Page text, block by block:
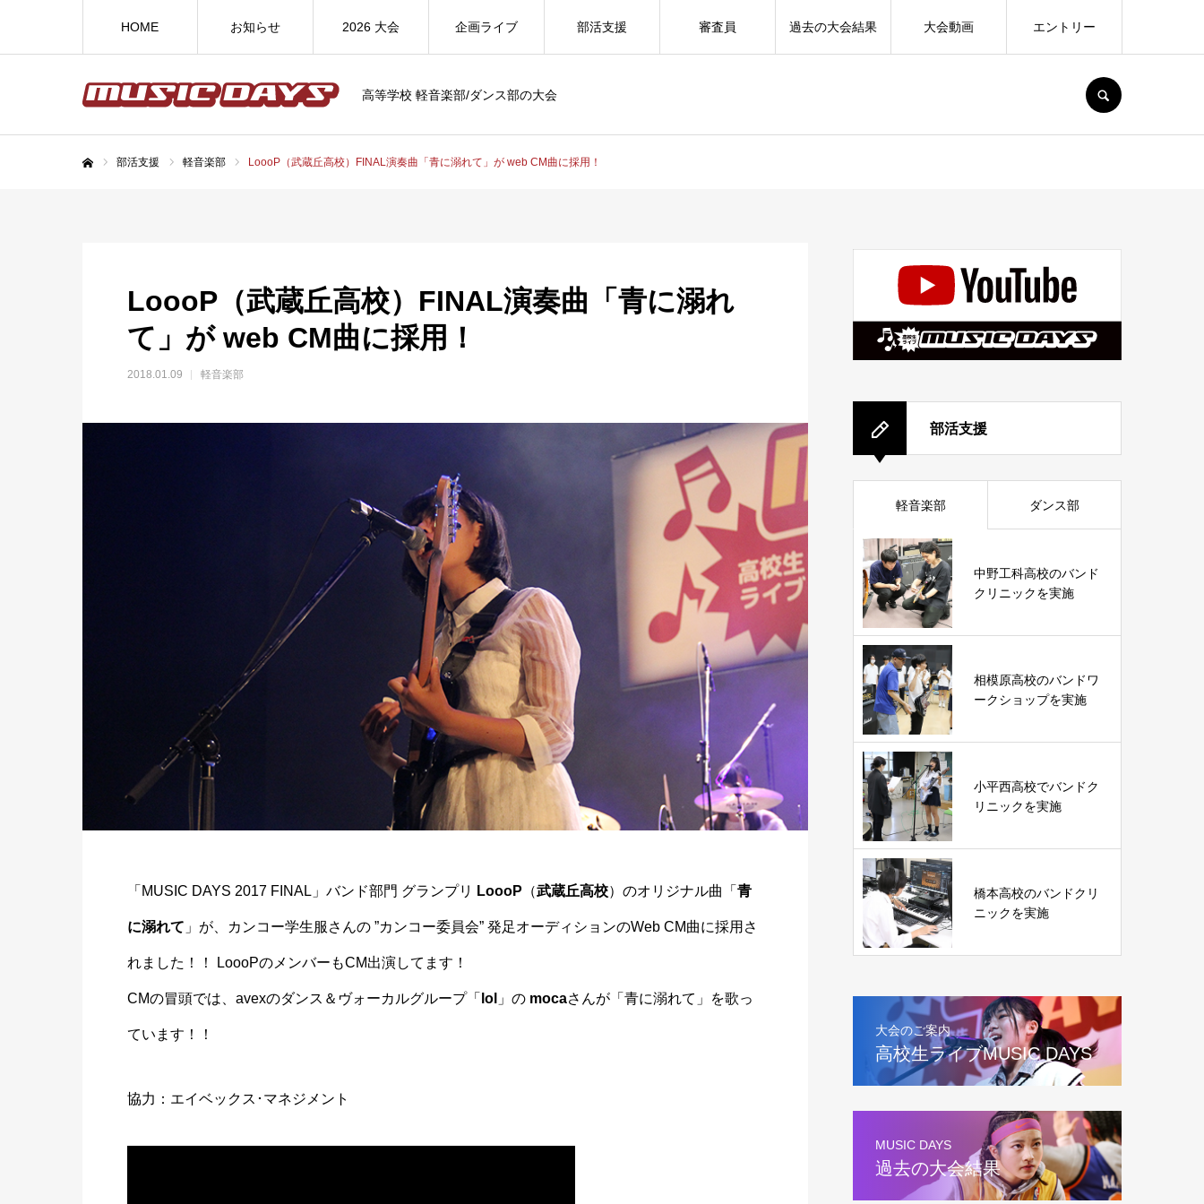
高等学校 軽音楽部/ダンス部の大会
HOME お知らせ 2026 大会 企画ライブ 部活支援 審査員 過去の大会結果 大会動画 エントリー
部活支援 軽音楽部 LoooP（武蔵丘高校）FINAL演奏曲「青に溺れて」が web CM曲に採用！
LoooP（武蔵丘高校）FINAL演奏曲「青に溺れ
て」が web CM曲に採用！
2018.01.09 軽音楽部
「MUSIC DAYS 2017 FINAL」バンド部門 グランプリ LoooP （武蔵丘高校）のオリジナル曲「 青
に溺れて 」が、カンコー学生服さんの ”カンコー委員会” 発足オーディションのWeb CM曲に採用さ
れました！！ LoooPのメンバーもCM出演してます！
CMの冒頭では、avexのダンス＆ヴォーカルグループ「 lol 」の mocaさんが「青に溺れて」を歌っ
ています！！
協力：エイベックス･マネジメント
部活支援
軽音楽部 ダンス部
中野工科高校のバンド
クリニックを実施
相模原高校のバンドワ
ークショップを実施
小平西高校でバンドク
リニックを実施
橋本高校のバンドクリ
ニックを実施
大会のご案内
高校生ライブMUSIC DAYS
MUSIC DAYS
過去の大会結果